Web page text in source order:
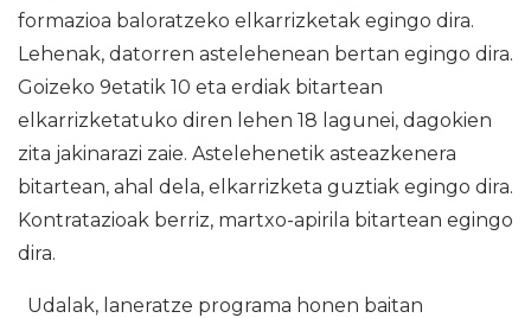
formazioa baloratzeko elkarrizketak egingo dira.
Lehenak, datorren astelehenean bertan egingo dira.
Goizeko 9etatik 10 eta erdiak bitartean
elkarrizketatuko diren lehen 18 lagunei, dagokien
zita jakinarazi zaie. Astelehenetik asteazkenera
bitartean, ahal dela, elkarrizketa guztiak egingo dira.
Kontratazioak berriz, martxo-apirila bitartean egingo
dira.
Udalak, laneratze programa honen baitan